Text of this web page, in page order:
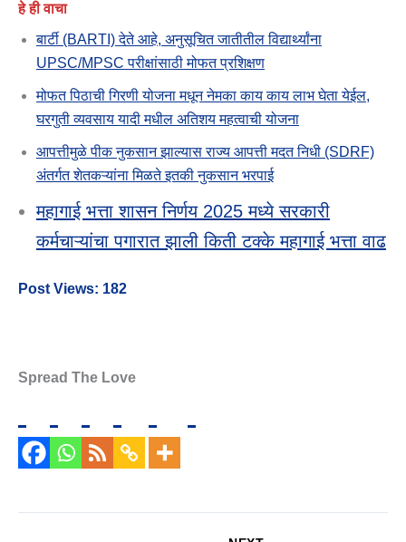
हे ही वाचा
बार्टी (BARTI) देते आहे, अनुसूचित जातीतील विद्यार्थ्यांना
UPSC/MPSC परीक्षांसाठी मोफत प्रशिक्षण
मोफत पिठाची गिरणी योजना मधून नेमका काय काय लाभ घेता येईल,
घरगुती व्यवसाय यादी मधील अतिशय महत्वाची योजना
आपत्तीमुळे पीक नुकसान झाल्यास राज्य आपत्ती मदत निधी (SDRF)
अंतर्गत शेतकऱ्यांना मिळते इतकी नुकसान भरपाई
महागाई भत्ता शासन निर्णय 2025 मध्ये सरकारी
कर्मचाऱ्यांचा पगारात झाली किती टक्के महागाई भत्ता वाढ
Post Views: 182
Spread The Love